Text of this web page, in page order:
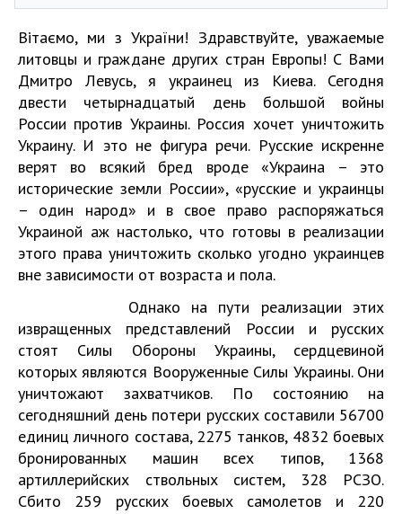
Вітаємо, ми з України! Здравствуйте, уважаемые
литовцы и граждане других стран Европы! С Вами
Дмитро Левусь, я украинец из Киева. Сегодня
двести четырнадцатый день большой войны
России против Украины. Россия хочет уничтожить
Украину. И это не фигура речи. Русские искренне
верят во всякий бред вроде «Украина – это
исторические земли России», «русские и украинцы
– один народ» и в свое право распоряжаться
Украиной аж настолько, что готовы в реализации
этого права уничтожить сколько угодно украинцев
вне зависимости от возраста и пола.
Однако на пути реализации этих
извращенных представлений России и русских
стоят Силы Обороны Украины, сердцевиной
которых являются Вооруженные Силы Украины. Они
уничтожают захватчиков. По состоянию на
сегодняшний день потери русских составили 56700
единиц личного состава, 2275 танков, 4832 боевых
бронированных машин всех типов, 1368
артиллерийских ствольных систем, 328 РСЗО.
Сбито 259 русских боевых самолетов и 220